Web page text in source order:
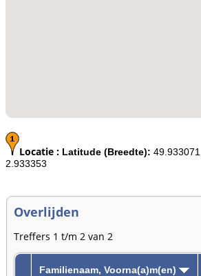
Locatie : Latitude (Breedte): 49.933071,
2.933353
Overlijden
Treffers 1 t/m 2 van 2
Familienaam, Voorna(a)m(en)